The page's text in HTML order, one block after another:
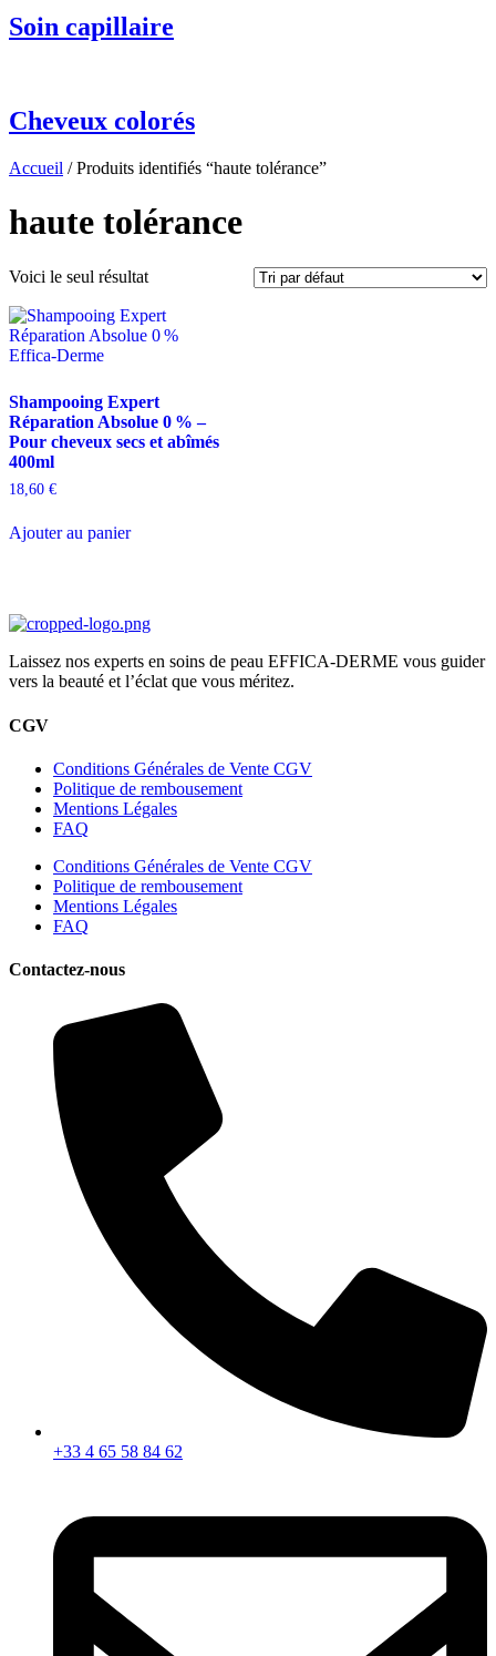
Soin capillaire
Cheveux colorés
Accueil / Produits identifiés “haute tolérance”
haute tolérance
Voici le seul résultat
Shampooing Expert
Réparation Absolue 0 % –
Pour cheveux secs et abîmés
400ml
18,60 €
Ajouter au panier
Laissez nos experts en soins de peau EFFICA-DERME vous guider
vers la beauté et l’éclat que vous méritez.
CGV
Conditions Générales de Vente CGV
Politique de rembousement
Mentions Légales
FAQ
Conditions Générales de Vente CGV
Politique de rembousement
Mentions Légales
FAQ
Contactez-nous
+33 4 65 58 84 62